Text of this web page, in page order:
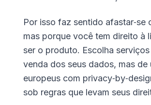
Por isso faz sentido
mas porque você tem direito à
ser o produto. Escolha
venda dos seus dados, mas
europeus com
sob regras que levam seus